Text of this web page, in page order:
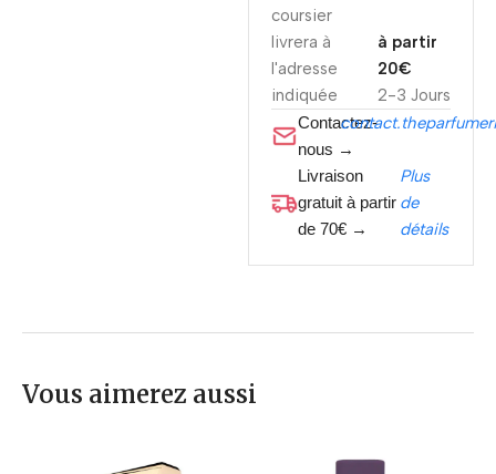
coursier
livrera à
l'adresse
indiquée
2-3 Jours
à partir
20€
Contactez-
nous →
Livraison
gratuit à partir
de 70€ →
Plus
de
détails
Vous aimerez aussi